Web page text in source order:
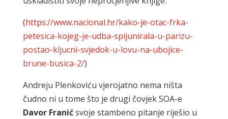
(https://www.nacional.hr/kako-je-otac-frka-
petesica-kojeg-je-udba-spijunirala-u-parizu-
postao-kljucni-svjedok-u-lovu-na-ubojice-
brune-busica-2/)
Andreju Plenkoviću vjerojatno nema ništa
čudno ni u tome što je drugi čovjek SOA-e
Davor Franićsvoje stambeno pitanje riješio u